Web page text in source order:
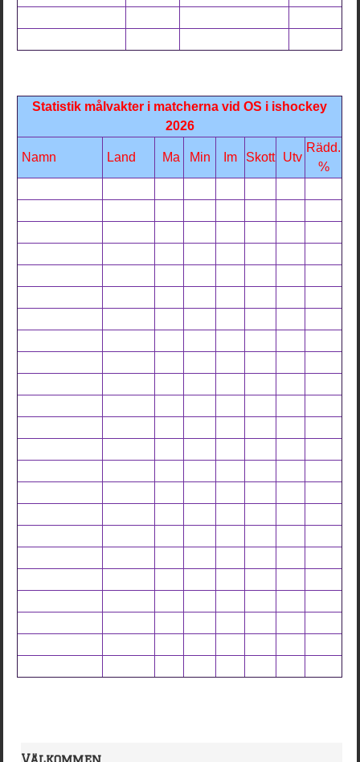
Statistik målvakter i matcherna vid OS i ishockey
2026
Namn Land Ma Min Im Skott Utv
Rädd.
%
Välkommen